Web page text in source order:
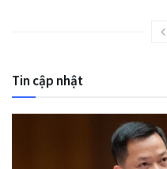
Tin cập nhật